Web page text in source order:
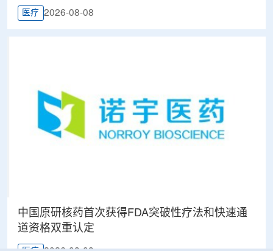
医疗 2026-08-08
中国原研核药首次获得FDA突破性疗法和快速通
道资格双重认定